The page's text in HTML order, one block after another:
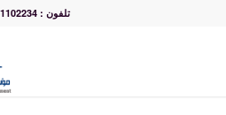
تلفون : 0531102234